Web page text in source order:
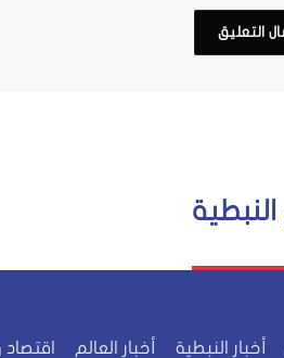
أخبار النبطية أخبار العالم